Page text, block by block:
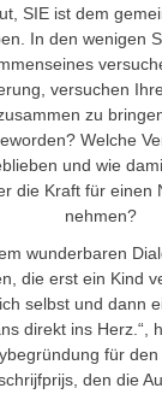
SIE ist dem
In den wenigen
versuchen
zu
Welche
und wie
die Kraft für einen
nehmen?
wunderbaren
die erst ein Kind
selbst und dann
direkt ins Herz.“,
für den
den die